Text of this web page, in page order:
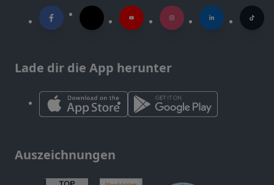
Lade dir die App herunter
Auszeichnungen